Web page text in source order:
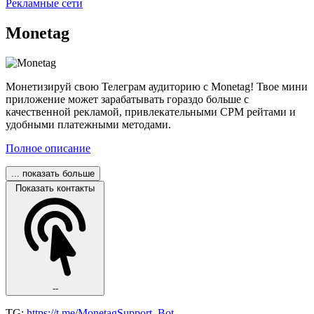
Рекламные сети
Monetag
Монетизируй свою Телеграм аудиторию с Monetag! Твое мини
приложение может зарабатывать гораздо больше с
качественной рекламой, привлекательными CPM рейтами и
удобными платежными методами.
Полное описание
... показать больше
Показать контакты
--